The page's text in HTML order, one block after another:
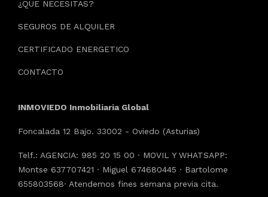
¿QUE NECESITAS?
SEGUROS DE ALQUILER
CERTIFICADO ENERGETICO
CONTACTO
INMOVIEDO Inmobiliaria Global
Foncalada 12 Bajo. 33002 - Oviedo (Asturias)
Telf.: AGENCIA: 985 20 15 00 · MOVIL Y WHATSAPP:
Montse 637707421 · Miguel 674680445 · Bartolome
655803568· Atendemos fines semana previa cita.